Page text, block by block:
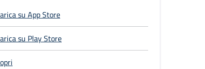
su App Store
su Play Store